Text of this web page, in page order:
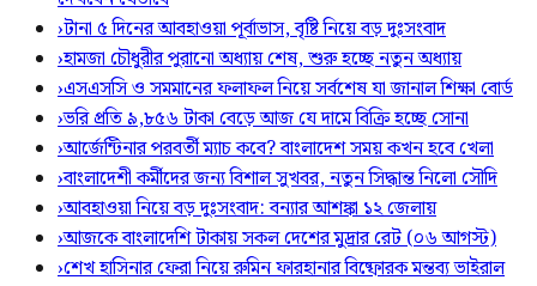
›টানা ৫ দিনের আবহাওয়া পূর্বাভাস, বৃষ্টি নিয়ে বড় দুঃসংবাদ
›হামজা চৌধুরীর পুরানো অধ্যায় শেষ, শুরু হচ্ছে নতুন অধ্যায়
›এসএসসি ও সমমানের ফলাফল নিয়ে সর্বশেষ যা জানাল শিক্ষা বোর্ড
›ভরি প্রতি ৯,৮৫৬ টাকা বেড়ে আজ যে দামে বিক্রি হচ্ছে সোনা
›আর্জেন্টিনার পরবর্তী ম্যাচ কবে? বাংলাদেশ সময় কখন হবে খেলা
›বাংলাদেশী কর্মীদের জন্য বিশাল সুখবর, নতুন সিদ্ধান্ত নিলো সৌদি
›আবহাওয়া নিয়ে বড় দুঃসংবাদ: বন্যার আশঙ্কা ১২ জেলায়
›আজকে বাংলাদেশি টাকায় সকল দেশের মুদ্রার রেট (০৬ আগস্ট)
›শেখ হাসিনার ফেরা নিয়ে রুমিন ফারহানার বিষ্ফোরক মন্তব্য ভাইরাল